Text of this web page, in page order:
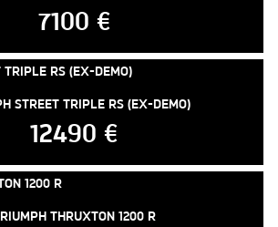
7100 €
STREET TRIPLE RS (EX-DEMO)
12490 €
THRUXTON 1200 R